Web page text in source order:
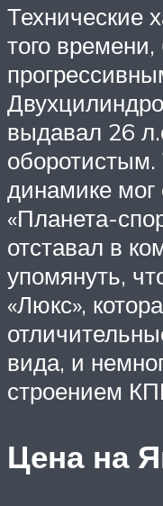
Технические
того
выдавал 26
оборотистым.
динамике
«Планета-
отставал в
упомянуть,
«Люкс»,
вида, и
строением
Цена на